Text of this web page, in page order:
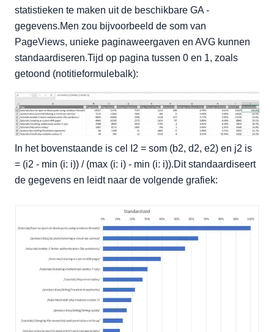
statistieken te maken uit de beschikbare GA -
gegevens.Men zou bijvoorbeeld de som van
PageViews, unieke paginaweergaven en AVG kunnen
standaardiseren.Tijd op pagina tussen 0 en 1, zoals
getoond (notitieformulebalk):
In het bovenstaande is cel I2 = som (b2, d2, e2) en j2 is
= (i2 - min (i: i)) / (max (i: i) - min (i: i)).Dit standaardiseert
de gegevens en leidt naar de volgende grafiek: